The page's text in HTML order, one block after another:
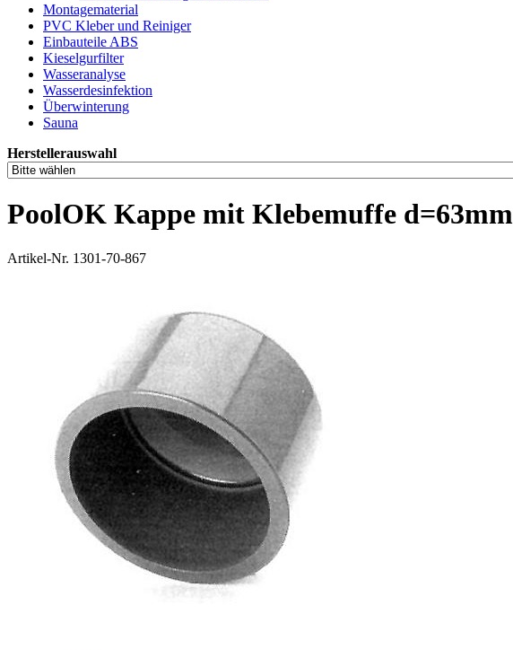
Montagematerial
PVC Kleber und Reiniger
Einbauteile ABS
Kieselgurfilter
Wasseranalyse
Wasserdesinfektion
Überwinterung
Sauna
Herstellerauswahl
PoolOK Kappe mit Klebemuffe d=63mm
Artikel-Nr. 1301-70-867